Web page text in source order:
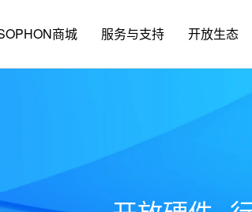
商城 服务与支持 开放生态